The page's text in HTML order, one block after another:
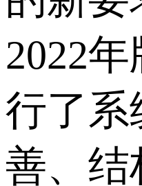
2022
行了系
善、结